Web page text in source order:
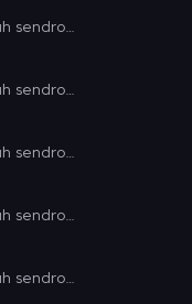
Dinleyicileri klasik müzikle güne hazırlar, kişisel gelişim notlarıyla motive eder ve sabah sendromuna son vermeyi amaçlar.
Dinleyicileri klasik müzikle güne hazırlar, kişisel gelişim notlarıyla motive eder ve sabah sendromuna son vermeyi amaçlar.
Dinleyicileri klasik müzikle güne hazırlar, kişisel gelişim notlarıyla motive eder ve sabah sendromuna son vermeyi amaçlar.
Dinleyicileri klasik müzikle güne hazırlar, kişisel gelişim notlarıyla motive eder ve sabah sendromuna son vermeyi amaçlar.
Dinleyicileri klasik müzikle güne hazırlar, kişisel gelişim notlarıyla motive eder ve sabah sendromuna son vermeyi amaçlar.